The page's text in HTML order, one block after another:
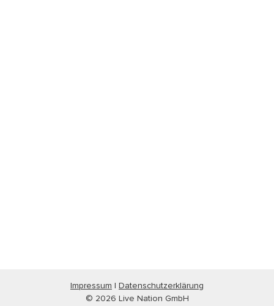
Impressum | Datenschutzerklärung
© 2026 Live Nation GmbH